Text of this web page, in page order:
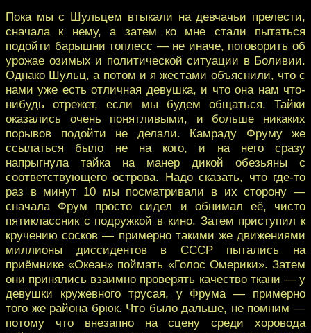
Пока мы с Шульцем втыкали на девчачьи прелести,
сначала к нему, а затем ко мне стали пытаться
подойти барышни топлесс — не иначе, поговорить об
урожае озимых и политической ситуации в Боливии.
Однако Шульц, а потом и я жестами объяснили, что с
нами уже есть отличная девушка, и что она нам что-
нибудь отрежет, если мы будем общаться. Тайки
оказались очень понятливыми, и больше никаких
порывов подойти не делали. Камраду Фруму же
ссылаться было не на кого, и на него сразу
напрыгнула тайка на манер дикой обезьяны с
соответствующего острова. Надо сказать, что где-то
раз в минут 10 мы посматривали в их сторону —
сначала Фрум просто сидел и обнимал её, чисто
пятиклассник с подружкой в кино. Затем приступил к
кручению сосков — примерно такими же движениями
миллионы диссидентов в СССР пытались на
приёмнике «Океан» поймать «Голос Омерики». Затем
они принялись взаимно проверять качество ткани — у
девушки кружевного трусая, у Фрума — примерно
того же района брюк. Что было дальше, не помним —
потому что внезапно на сцену среди хоровода